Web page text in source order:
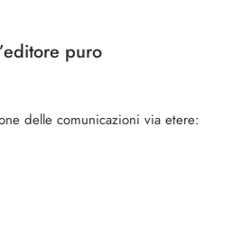
puro
delle comunicazioni via etere: